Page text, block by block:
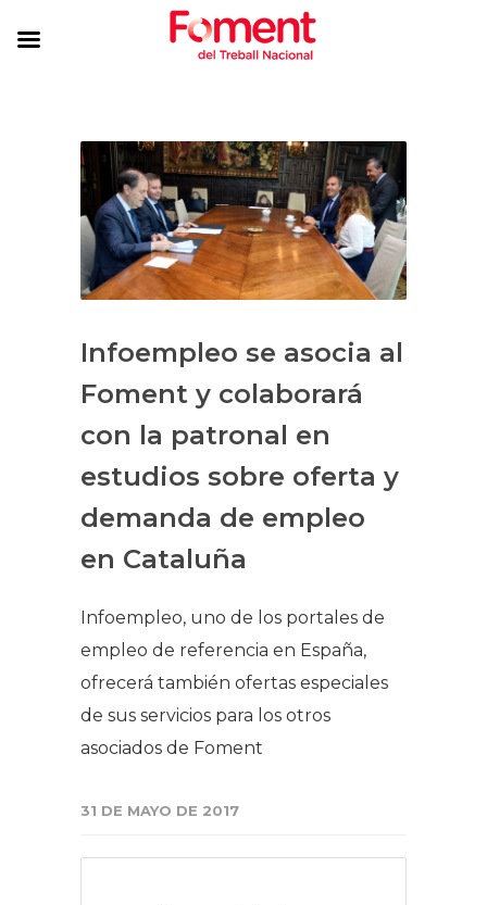
Infoempleo se asocia al
Foment y colaborará
con la patronal en
estudios sobre oferta y
demanda de empleo
en Cataluña
Infoempleo, uno de los portales de
empleo de referencia en España,
ofrecerá también ofertas especiales
de sus servicios para los otros
asociados de Foment
31 DE MAYO DE 2017